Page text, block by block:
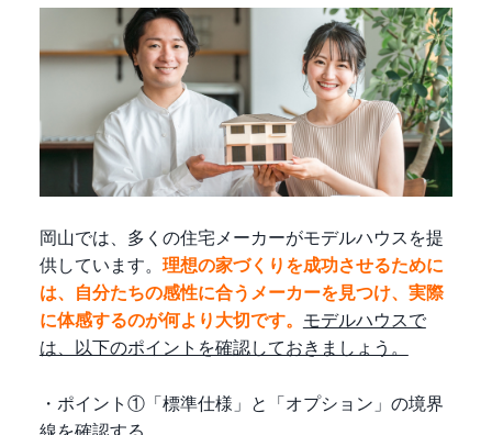
岡山では、多くの住宅メーカーがモデルハウスを提
供しています。 理想の家づくりを成功させるために
は、自分たちの感性に合うメーカーを見つけ、実際
に体感するのが何より大切です。 モデルハウスで
は、以下のポイントを確認しておきましょう。
・ポイント①「標準仕様」と「オプション」の境界
線を確認する